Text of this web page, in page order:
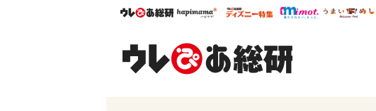
ウレぴあ総研ハピママ* ウレぴあ総研 ディ
mimot.